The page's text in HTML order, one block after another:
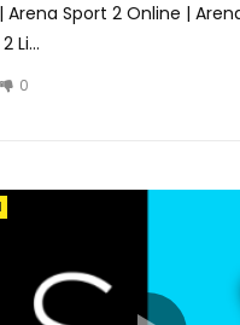
Arena Sport 2 Online |
Li...
0